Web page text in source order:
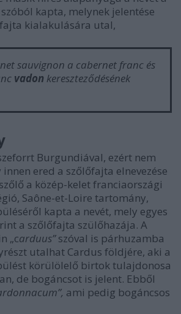
kapta, melynek jelentése
kialakulására utal,
sauvignon a cabernet franc és
vadon kereszteződésének
Burgundiával, ezért nem
ered a szőlőfajta elnevezése
a közép-kelet franciaországi
Saône-et-Loire tartomány,
kapta a nevét, mely egyes
a szőlőfajta szülőhazája. A
„carduus”szóval is párhuzamba
utalhat Cardus földjére, aki a
körülölelő birtok tulajdonosa
de bogáncsot is jelent. Ebből
ami pedig bogáncsos